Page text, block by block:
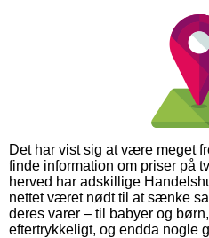
Det har vist sig at være meget
finde information om priser på
herved har adskillige
nettet været nødt til at sænke
deres varer – til babyer og
eftertrykkeligt, og endda nogle